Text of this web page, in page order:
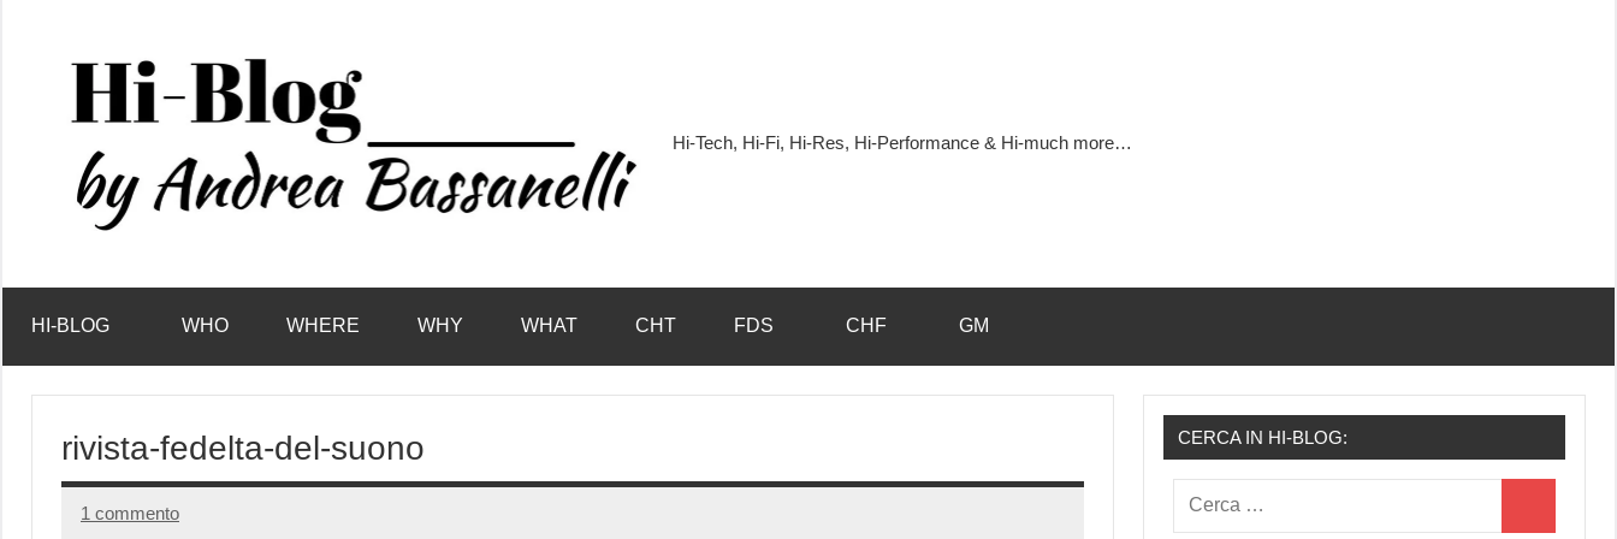
by
Andrea
Hi-Tech, Hi-Fi, Hi-Res, Hi-Performance & Hi-much more…
HI-BLOG WHO WHERE WHY WHAT CHT FDS CHF GM
rivista-fedelta-del-suono
14
Redazione
1 commento
CERCA IN HI-BLOG:
Ricerca
per: